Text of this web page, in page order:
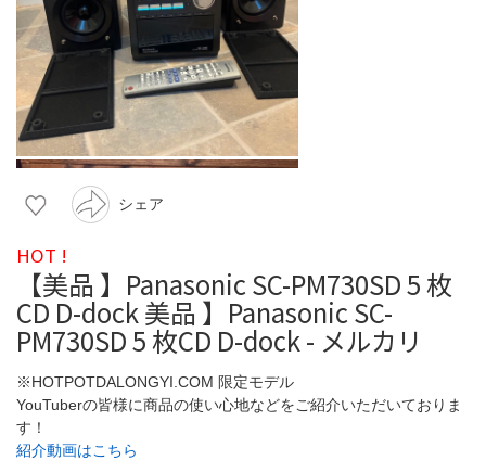
シェア
HOT !
【美品 】Panasonic SC-PM730SD 5 枚
CD D-dock 美品 】Panasonic SC-
PM730SD 5 枚CD D-dock - メルカリ
※HOTPOTDALONGYI.COM 限定モデル
YouTuberの皆様に商品の使い心地などをご紹介いただいておりま
す！
紹介動画はこちら